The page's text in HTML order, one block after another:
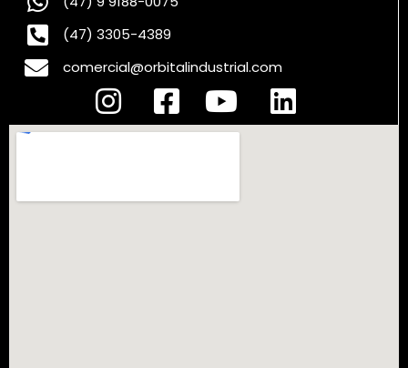
(47) 3305-4389
comercial@orbitalindustrial.com